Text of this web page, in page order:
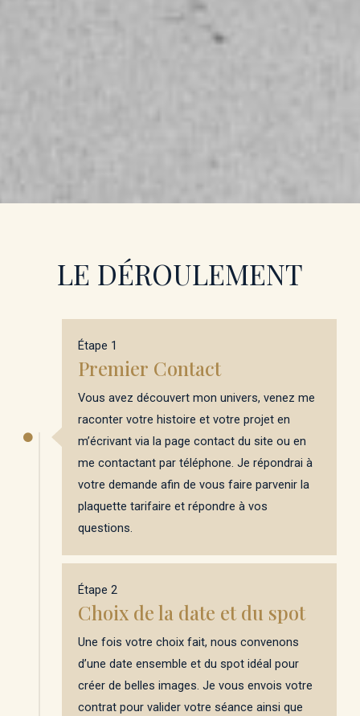
LE DÉROULEMENT
Étape 1
Premier Contact
Vous avez découvert mon univers, venez me
raconter votre histoire et votre projet en
m’écrivant via la page contact du site ou en
me contactant par téléphone. Je répondrai à
votre demande afin de vous faire parvenir la
plaquette tarifaire et répondre à vos
questions.
Étape 2
Choix de la date et du spot
Une fois votre choix fait, nous convenons
d’une date ensemble et du spot idéal pour
créer de belles images. Je vous envois votre
contrat pour valider votre séance ainsi que